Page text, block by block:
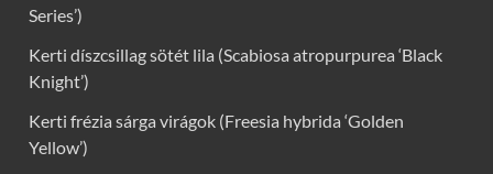
Series’)
Kerti díszcsillag sötét lila (Scabiosa atropurpurea ‘Black
Knight’)
Kerti frézia sárga virágok (Freesia hybrida ‘Golden
Yellow’)